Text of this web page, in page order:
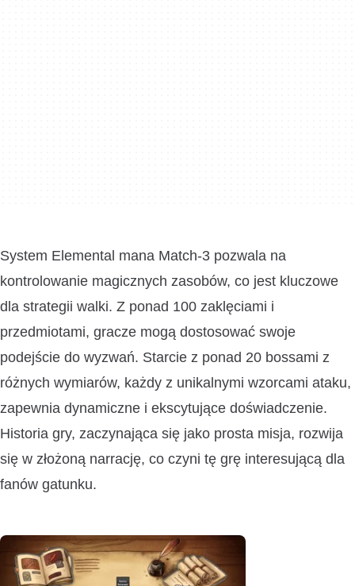
System Elemental mana Match-3 pozwala na
kontrolowanie magicznych zasobów, co jest kluczowe
dla strategii walki. Z ponad 100 zaklęciami i
przedmiotami, gracze mogą dostosować swoje
podejście do wyzwań. Starcie z ponad 20 bossami z
różnych wymiarów, każdy z unikalnymi wzorcami ataku,
zapewnia dynamiczne i ekscytujące doświadczenie.
Historia gry, zaczynająca się jako prosta misja, rozwija
się w złożoną narrację, co czyni tę grę interesującą dla
fanów gatunku.